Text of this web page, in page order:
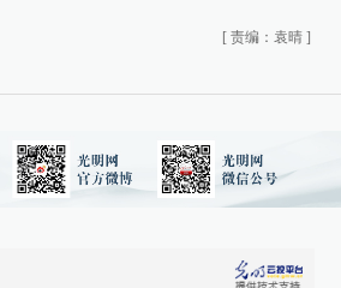
[ 责编：袁晴 ]